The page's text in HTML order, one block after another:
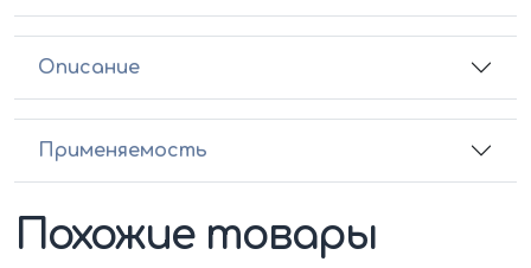
Описание
Применяемость
Похожие товары